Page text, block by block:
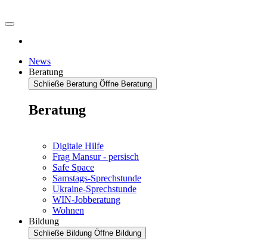
News
Beratung
Schließe Beratung Öffne Beratung
Beratung
Digitale Hilfe
Frag Mansur - persisch
Safe Space
Samstags-Sprechstunde
Ukraine-Sprechstunde
WIN-Jobberatung
Wohnen
Bildung
Schließe Bildung Öffne Bildung